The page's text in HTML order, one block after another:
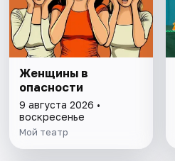
Женщины в
опасности
9 августа 2026 •
воскресенье
Мой театр